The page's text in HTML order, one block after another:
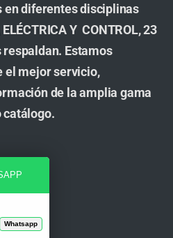
en diferentes disciplinas
Y CONTROL, 23
Estamos
el mejor servicio,
de la amplia gama
catálogo.
Whatsapp